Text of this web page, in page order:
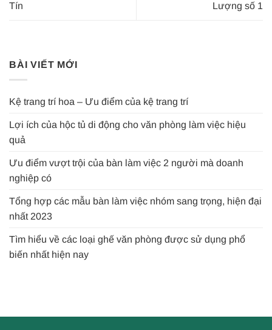
Tín
Lượng số 1
BÀI VIẾT MỚI
Kệ trang trí hoa – Ưu điểm của kệ trang trí
Lợi ích của hộc tủ di động cho văn phòng làm việc hiệu
quả
Ưu điểm vượt trội của bàn làm việc 2 người mà doanh
nghiệp có
Tổng hợp các mẫu bàn làm việc nhóm sang trọng, hiện đại
nhất 2023
Tìm hiểu về các loại ghế văn phòng được sử dụng phổ
biến nhất hiện nay